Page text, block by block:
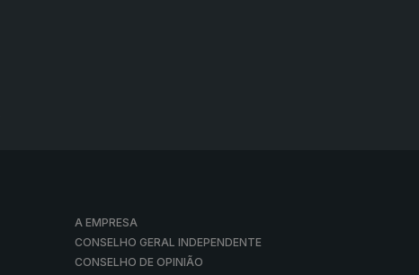
A EMPRESA
CONSELHO GERAL INDEPENDENTE
CONSELHO DE OPINIÃO